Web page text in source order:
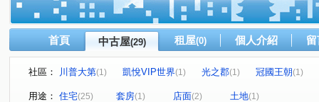
首頁 中古屋(29) 租屋(0) 個人介紹
社區： 川普大第(1) 凱悅VIP世界(1) 光之郡(1) 冠國王朝(1)
情定水蓮八期 (1) 惠宇宇山鄰 元城文學苑
用途： 住宅(25) 套房(1) 店面(2) 土地(1)